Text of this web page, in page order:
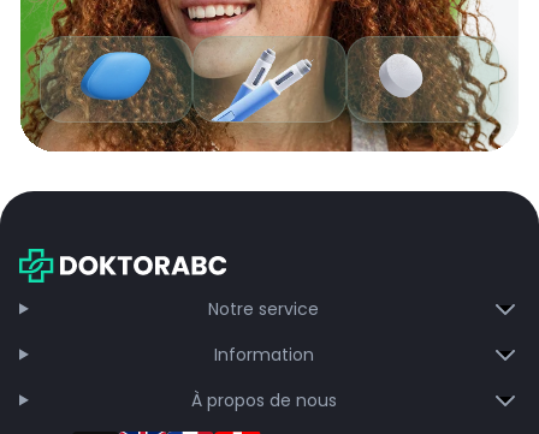
Notre service
Information
À propos de nous